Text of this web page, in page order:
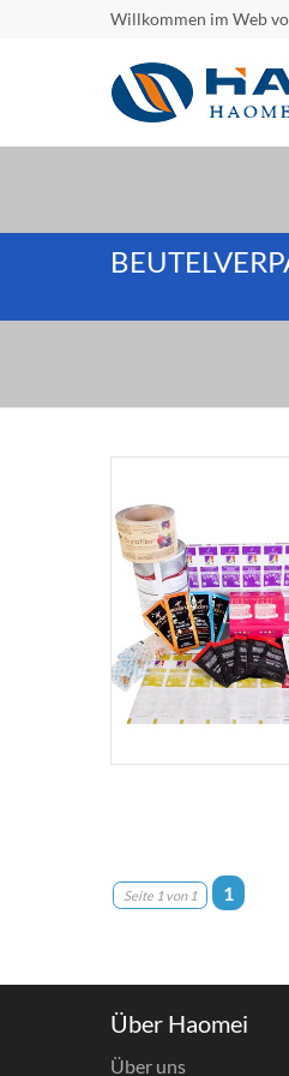
Willkommen im Web
Seite 1 von 1 1
Über Haomei
Über uns